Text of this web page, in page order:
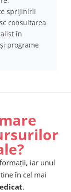
sprijinirii
consultarea
în
programe
iar unul
în cel mai
.